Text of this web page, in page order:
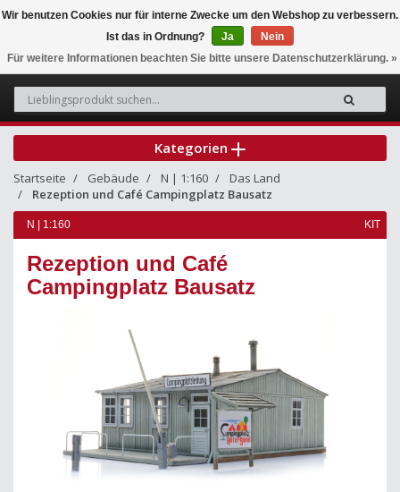
0
Kategorien
Startseite Gebäude N | 1:160
Das Land
Rezeption und Café Campingplatz Bausatz
N | 1:160 KIT
Rezeption und Café
Campingplatz Bausatz
Wir benutzen Cookies nur für interne Zwecke um den Webshop zu verbessern.
Ist das in Ordnung?
Ja
Nein
Für weitere Informationen beachten Sie bitte unsere Datenschutzerklärung. »